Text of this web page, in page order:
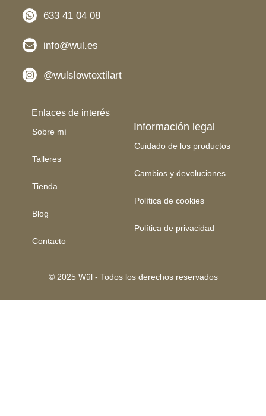
633 41 04 08
info@wul.es
@wulslowtextilart
Enlaces de interés
Sobre mí
Talleres
Tienda
Blog
Contacto
Información legal
Cuidado de los productos
Cambios y devoluciones
Política de cookies
Política de privacidad
© 2025 Wül - Todos los derechos reservados